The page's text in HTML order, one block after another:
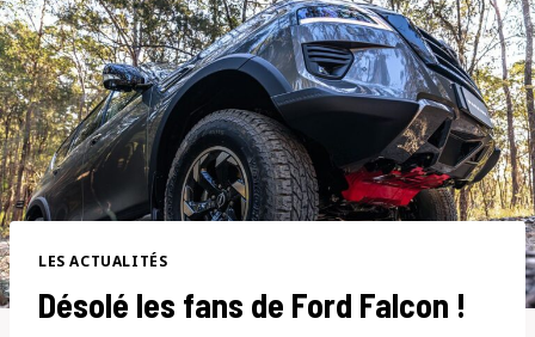
LES ACTUALITÉS
Désolé les fans de Ford Falcon !